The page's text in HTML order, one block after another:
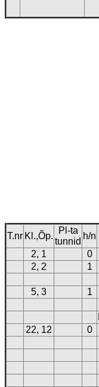
T.nr Kl.,Õp.
Pl-ta
tunnid
h/n
2, 1
0
2, 2
1
5, 3
1
22, 12
0